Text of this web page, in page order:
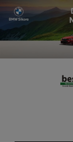
Przejdź
treści